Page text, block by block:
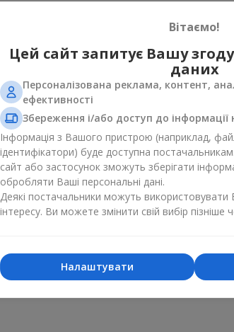
Усі фото доставок
Вітаємо!
Цей сайт запитує Вашу
даних
Персоналізована реклама, контент,
ефективності
Збереження і/або доступ до
Інформація з Вашого пристрою (наприклад,
ідентифікатори) буде доступна
сайт або застосунок зможуть зберігати
обробляти Ваші персональні дані.
Деякі постачальники можуть використовувати
інтересу. Ви можете змінити свій вибір пізніше
Налаштувати